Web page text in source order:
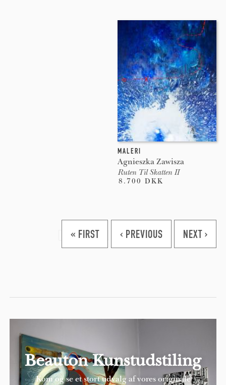
MALERI
Agnieszka Zawisza
Ruten Til Skatten II
8.700 DKK
« FIRST ‹ PREVIOUS NEXT ›
Beauton Kunstudstiling
Kom og se et stort udvalg af vores originale